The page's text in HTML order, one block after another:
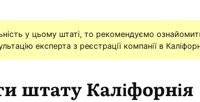
у цьому штаті, то рекомендуємо
експерта з реєстрації компанії в
штату Каліфорнія